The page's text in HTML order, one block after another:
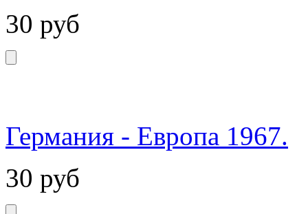
30 руб
Германия - Европа 1967.
30 руб